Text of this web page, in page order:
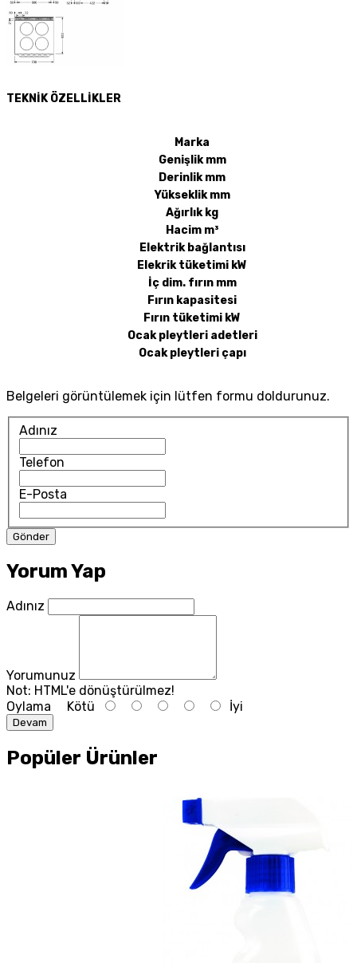
TEKNİK ÖZELLİKLER
Marka
Genişlik mm
Derinlik mm
Yükseklik mm
Ağırlık kg
Hacim m³
Elektrik bağlantısı
Elekrik tüketimi kW
İç dim. fırın mm
Fırın kapasitesi
Fırın tüketimi kW
Ocak pleytleri adetleri
Ocak pleytleri çapı
Belgeleri görüntülemek için lütfen formu doldurunuz.
Adınız
Telefon
E-Posta
Yorum Yap
Adınız
Yorumunuz
Not: HTML'e dönüştürülmez!
Oylama Kötü İyi
Devam
Popüler Ürünler